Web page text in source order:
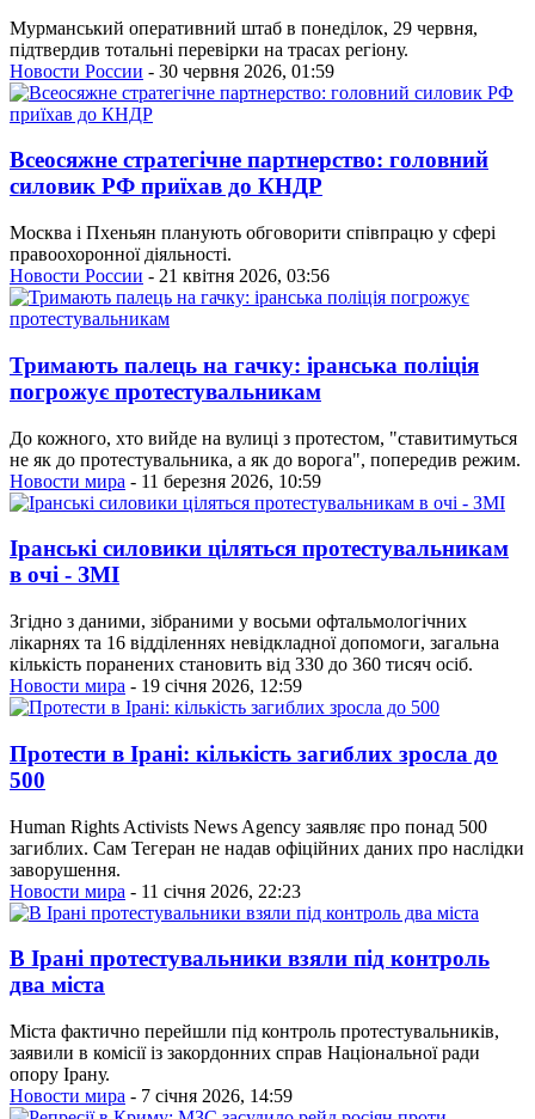
Мурманський оперативний штаб в понеділок, 29 червня,
підтвердив тотальні перевірки на трасах регіону.
Новости России - 30 червня 2026, 01:59
Всеосяжне стратегічне партнерство: головний
силовик РФ приїхав до КНДР
Москва і Пхеньян планують обговорити співпрацю у сфері
правоохоронної діяльності.
Новости России - 21 квітня 2026, 03:56
Тримають палець на гачку: іранська поліція
погрожує протестувальникам
До кожного, хто вийде на вулиці з протестом, "ставитимуться
не як до протестувальника, а як до ворога", попередив режим.
Новости мира - 11 березня 2026, 10:59
Іранські силовики ціляться протестувальникам
в очі - ЗМІ
Згідно з даними, зібраними у восьми офтальмологічних
лікарнях та 16 відділеннях невідкладної допомоги, загальна
кількість поранених становить від 330 до 360 тисяч осіб.
Новости мира - 19 січня 2026, 12:59
Протести в Ірані: кількість загиблих зросла до
500
Human Rights Activists News Agency заявляє про понад 500
загиблих. Сам Тегеран не надав офіційних даних про наслідки
заворушення.
Новости мира - 11 січня 2026, 22:23
В Ірані протестувальники взяли під контроль
два міста
Міста фактично перейшли під контроль протестувальників,
заявили в комісії із закордонних справ Національної ради
опору Ірану.
Новости мира - 7 січня 2026, 14:59